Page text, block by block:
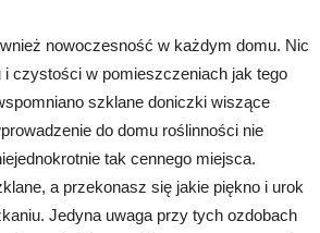
nowoczesność w każdym domu. Nic
i czystości w pomieszczeniach jak tego
szklane doniczki wiszące
do domu roślinności nie
tak cennego miejsca.
a przekonasz się jakie piękno i urok
Jedyna uwaga przy tych ozdobach